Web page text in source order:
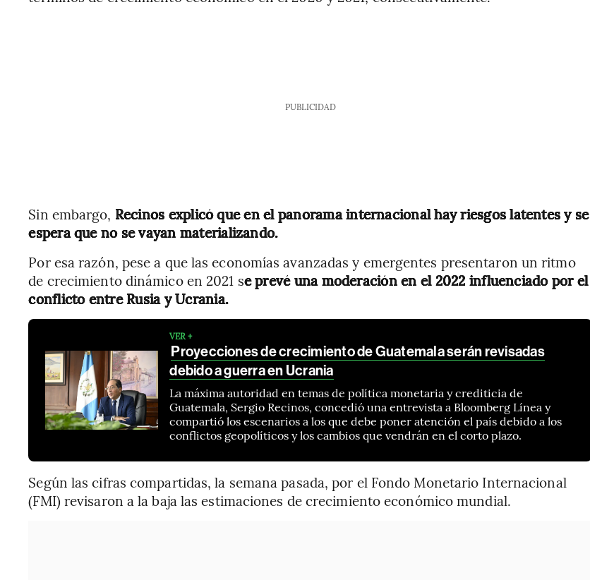
PUBLICIDAD
Sin embargo, Recinos explicó que en el panorama internacional hay riesgos latentes y se
espera que no se vayan materializando.
Por esa razón, pese a que las economías avanzadas y emergentes presentaron un ritmo
de crecimiento dinámico en 2021 se prevé una moderación en el 2022 influenciado por el
conflicto entre Rusia y Ucrania.
VER +
Proyecciones de crecimiento de Guatemala serán revisadas
debido a guerra en Ucrania
La máxima autoridad en temas de política monetaria y crediticia de
Guatemala, Sergio Recinos, concedió una entrevista a Bloomberg Línea y
compartió los escenarios a los que debe poner atención el país debido a los
conflictos geopolíticos y los cambios que vendrán en el corto plazo.
Según las cifras compartidas, la semana pasada, por el Fondo Monetario Internacional
(FMI) revisaron a la baja las estimaciones de crecimiento económico mundial.